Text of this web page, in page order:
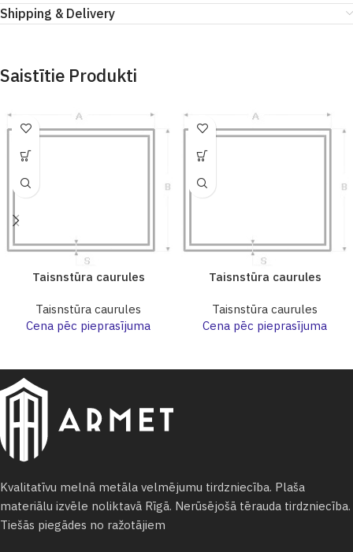
Shipping & Delivery
Saistītie Produkti
Taisnstūra caurules
Taisnstūra caurules
Cena pēc pieprasījuma
Taisnstūra caurules
Taisnstūra caurules
Cena pēc pieprasījuma
Kvalitatīvu melnā metāla velmējumu tirdzniecība. Plaša
materiālu izvēle noliktavā Rīgā. Nerūsējošā tērauda tirdzniecība.
Tiešās piegādes no ražotājiem